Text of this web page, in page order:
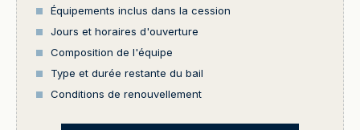
Équipements inclus dans la cession
Jours et horaires d'ouverture
Composition de l'équipe
Type et durée restante du bail
Conditions de renouvellement